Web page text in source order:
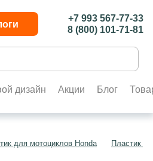
+7 993 567-77-33
8 (800) 101-71-81
дизайн Акции Блог
для мотоциклов Honda Пластик